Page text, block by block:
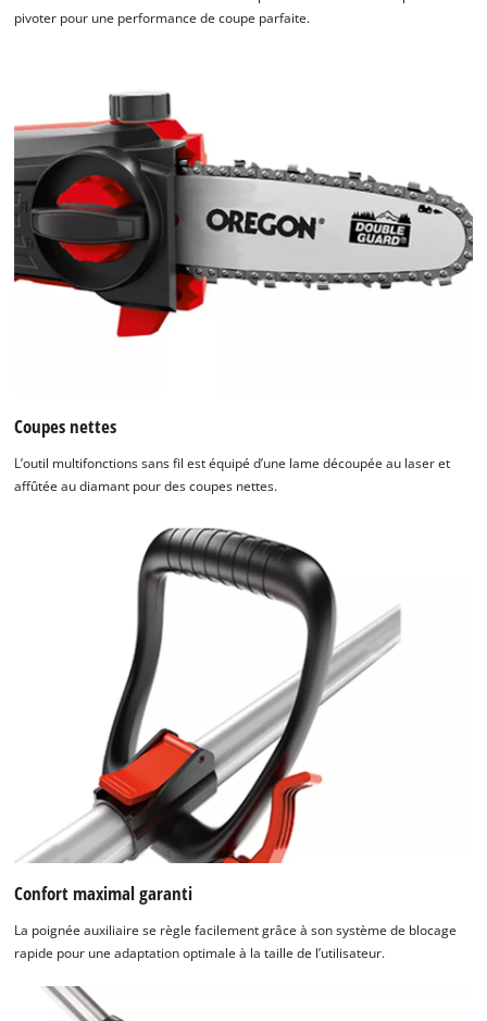
pivoter pour une performance de coupe parfaite.
Coupes nettes
L’outil multifonctions sans fil est équipé d’une lame découpée au laser et
affûtée au diamant pour des coupes nettes.
Confort maximal garanti
La poignée auxiliaire se règle facilement grâce à son système de blocage
rapide pour une adaptation optimale à la taille de l’utilisateur.